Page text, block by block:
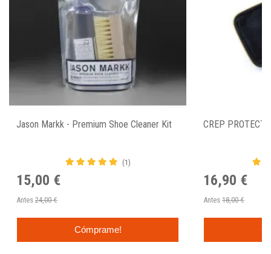
Jason Markk - Premium Shoe Cleaner Kit
(1)
15,00 €
Antes 24,00 €
Cómprame!
CREP PROTECT
16,90 €
Antes 18,00 €